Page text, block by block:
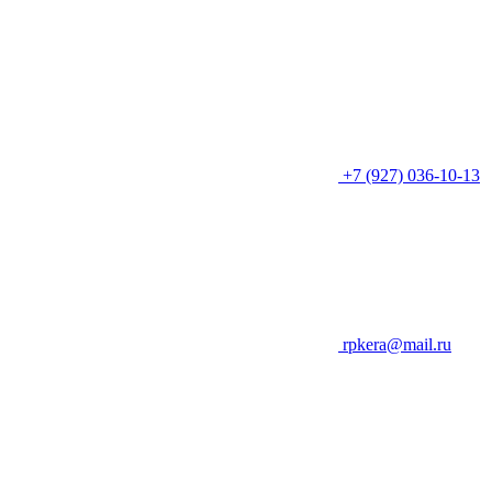
+7 (927) 036-10-13
rpkera@mail.ru